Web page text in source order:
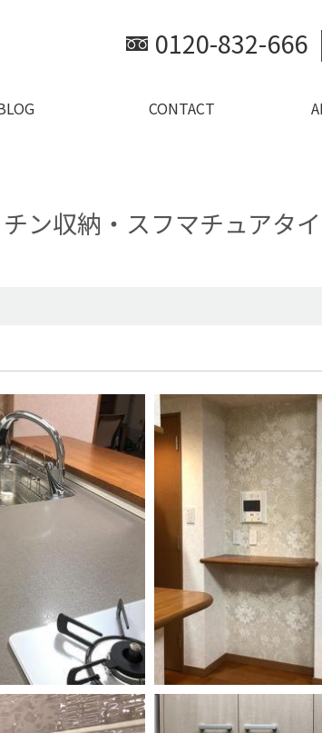
0120-832-666
CONTACT
ン収納・スフマチュアタ